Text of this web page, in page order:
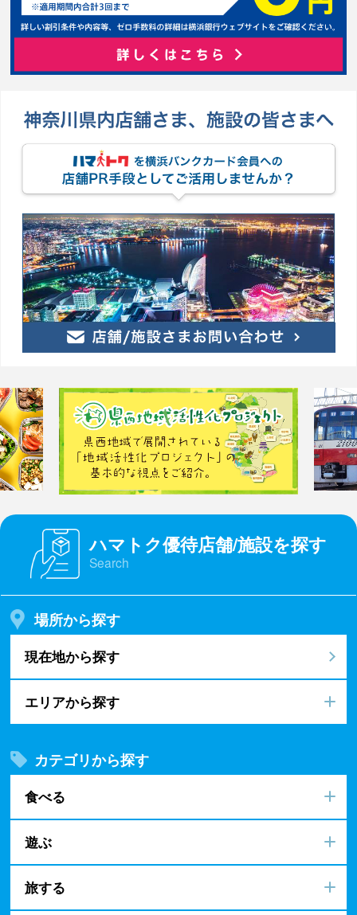
ハマトク優待店舗/施設を探す
Search
場所から探す
現在地から探す
エリアから探す
カテゴリから探す
食べる
遊ぶ
旅する